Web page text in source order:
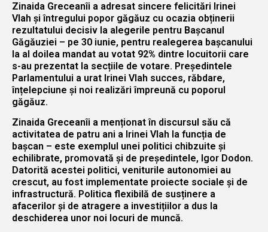
Zinaida Greceanîi a adresat sincere felicitări Irinei
Vlah și întregului popor găgăuz cu ocazia obținerii
rezultatului decisiv la alegerile pentru Bașcanul
Găgăuziei – pe 30 iunie, pentru realegerea bașcanului
la al doilea mandat au votat 92% dintre locuitorii care
s-au prezentat la secțiile de votare. Președintele
Parlamentului a urat Irinei Vlah succes, răbdare,
înțelepciune și noi realizări împreună cu poporul
găgăuz.
Zinaida Greceanîi a menționat în discursul său că
activitatea de patru ani a Irinei Vlah la funcția de
bașcan – este exemplul unei politici chibzuite și
echilibrate, promovată și de președintele, Igor Dodon.
Datorită acestei politici, veniturile autonomiei au
crescut, au fost implementate proiecte sociale și de
infrastructură. Politica flexibilă de susținere a
afacerilor și de atragere a investițiilor a dus la
deschiderea unor noi locuri de muncă.